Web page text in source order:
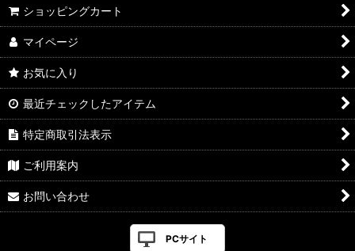
ショッピングカート
マイページ
お気に入り
最近チェックしたアイテム
特定商取引法表示
ご利用案内
お問い合わせ
PCサイト